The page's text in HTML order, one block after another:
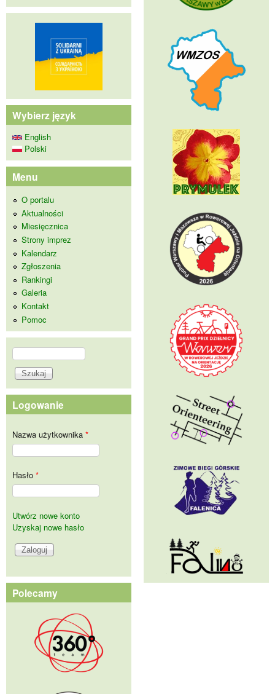
Wybierz język
English
Polski
Menu
O portalu
Aktualności
Miesięcznica
Strony imprez
Kalendarz
Zgłoszenia
Rankingi
Galeria
Kontakt
Pomoc
Formularz wyszukiwania
Szukaj
Logowanie
Nazwa użytkownika *
Hasło *
Utwórz nowe konto
Uzyskaj nowe hasło
Polecamy